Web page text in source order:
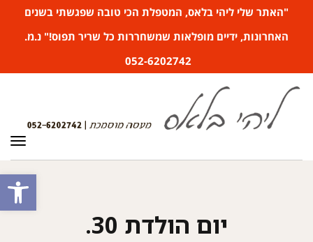
פתח
"האתר שלי ליהי בלאס, המטפלת הכי טובה שפגשתי בשנים
האחרונות, ידיים מופלאות שמשחררות כל שריר תפוס!" נ.מ.
052-6202742
יום הולדת 30.